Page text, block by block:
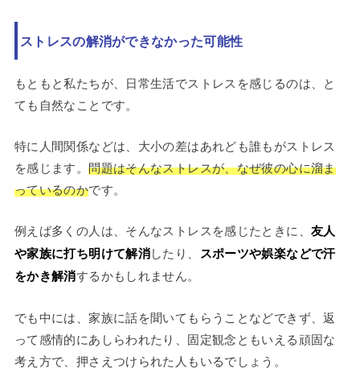
ストレスの解消ができなかった可能性
もともと私たちが、日常生活でストレスを感じるのは、と
ても自然なことです。
特に人間関係などは、大小の差はあれども誰もがストレス
を感じます。問題はそんなストレスが、なぜ彼の心に溜ま
っているのかです。
例えば多くの人は、そんなストレスを感じたときに、 友人
や家族に打ち明けて解消したり、 スポーツや娯楽などで汗
をかき解消するかもしれません。
でも中には、家族に話を聞いてもらうことなどできず、返
って感情的にあしらわれたり、固定観念ともいえる頑固な
考え方で、押さえつけられた人もいるでしょう。